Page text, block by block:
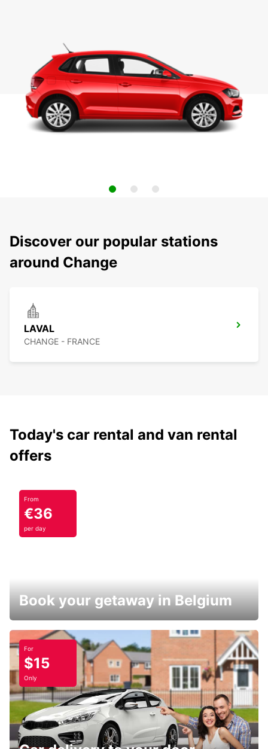
Discover our popular stations
around Change
LAVAL
CHANGE - FRANCE
Today's car rental and van rental
offers
From
€36
per day
Book your getaway in Belgium
For
$15
Only